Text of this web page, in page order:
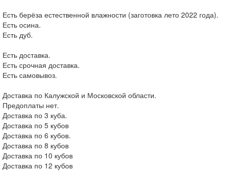
Есть берёза естественной влажности (заготовка лето 2022 года).
Есть осина.
Есть дуб.
Есть доставка.
Есть срочная доставка.
Есть самовывоз.
Доставка по Калужской и Московской области.
Предоплаты нет.
Доставка по 3 куба.
Доставка по 5 кубов
Доставка по 6 кубов.
Доставка по 8 кубов
Доставка по 10 кубов
Доставка по 12 кубов